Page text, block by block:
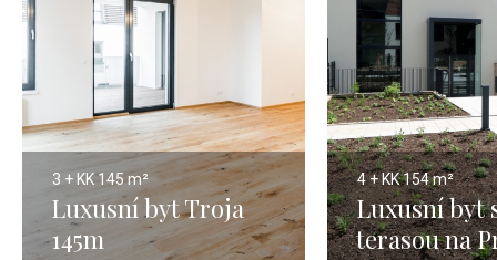
3 + KK 145 m²
Luxusní byt Troja
145m
4 + KK154 m²
Luxusní byt
terasou na